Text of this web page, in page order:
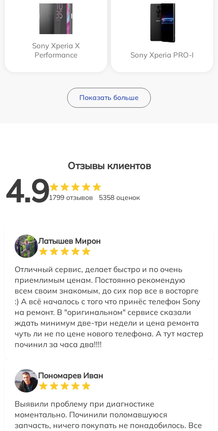
Sony Xperia X
Performance
Sony Xperia PRO-I
Показать больше
Отзывы клиентов
4.91799 отзывов 5358 оценок
Латышев Мирон
Отличный сервис, делает быстро и по очень
приемлимым ценам. Постоянно рекомендую
всем своим знакомым, до сих пор все в восторге
:) А всё началось с того что принёс телефон Sony
на ремонт. В "оригинальном" сервисе сказали
ждать минимум две-три недели и цена ремонта
чуть ли не по цене нового телефона. А тут мастер
починил за часа два!!!!
Пономарев Иван
Выявили проблему при диагностике
моментально. Починили поломавшуюся
запчасть, ничего покупать не понадобилось. Все